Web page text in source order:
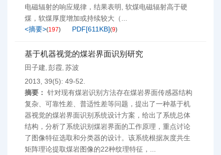
电磁辐射的响应规律，结果表明, 软煤电磁辐射高于硬
煤，软煤厚度增加或持续较大（...
<摘要>(197) PDF[611KB](9)
基于机器视觉的煤岩界面识别研究
田子建, 彭霞, 苏波
2013, 39(5): 49-52.
摘要： 针对现有煤岩识别方法存在煤岩界面传感器结构
复杂、可靠性差、普适性差等问题，提出了一种基于机
器视觉的煤岩界面识别系统设计方案，给出了系统总体
结构，分析了系统识别煤岩界面的工作原理，重点讨论
了图像特征选取和分类器的设计。该系统根据灰度共生
矩阵理论提取煤岩图像的22种纹理特征，...